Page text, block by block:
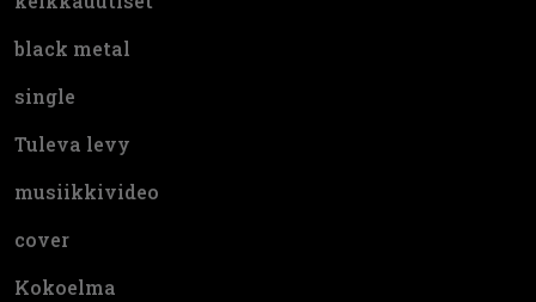
black metal
single
Tuleva levy
musiikkivideo
cover
Kokoelma